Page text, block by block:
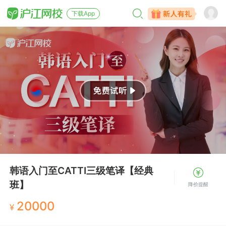
下载App
韩语入门至CATTI三级笔译【经典
班】
降价提醒
¥ 20000